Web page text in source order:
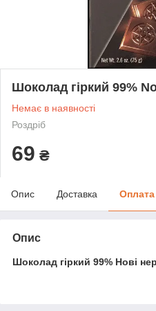
Шоколад гіркий 99%
Немає в наявності
Роздріб
69 ₴
Опис Доставка Оплата
Опис
Шоколад гіркий 99% Нові